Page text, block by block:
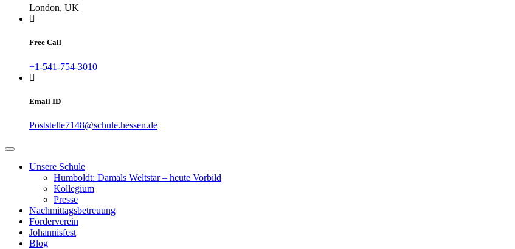
London, UK
Free Call
+1-541-754-3010
Email ID
Poststelle7148@schule.hessen.de
Unsere Schule
Humboldt: Damals Weltstar – heute Vorbild
Kollegium
Presse
Nachmittagsbetreuung
Förderverein
Johannisfest
Blog